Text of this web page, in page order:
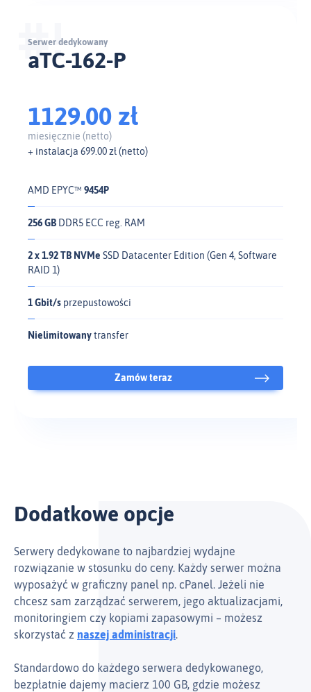
aTC-162-P
Serwer dedykowany
1129.00 zł
miesięcznie (netto)
+ instalacja 699.00 zł (netto)
AMD EPYC™ 9454P
256 GB DDR5 ECC reg. RAM
2 x 1.92 TB NVMe SSD Datacenter Edition (Gen 4, Software
RAID 1)
1 Gbit/s przepustowości
Nielimitowanytransfer
Zamów teraz
Dodatkowe opcje
Serwery dedykowane to najbardziej wydajne
rozwiązanie w stosunku do ceny. Każdy serwer można
wyposażyć w graficzny panel np. cPanel. Jeżeli nie
chcesz sam zarządzać serwerem, jego aktualizacjami,
monitoringiem czy kopiami zapasowymi – możesz
skorzystać z naszej administracji.
Standardowo do każdego serwera dedykowanego,
bezpłatnie dajemy macierz 100 GB, gdzie możesz